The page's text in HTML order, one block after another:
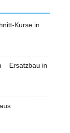
Kurse in
– Ersatzbau in